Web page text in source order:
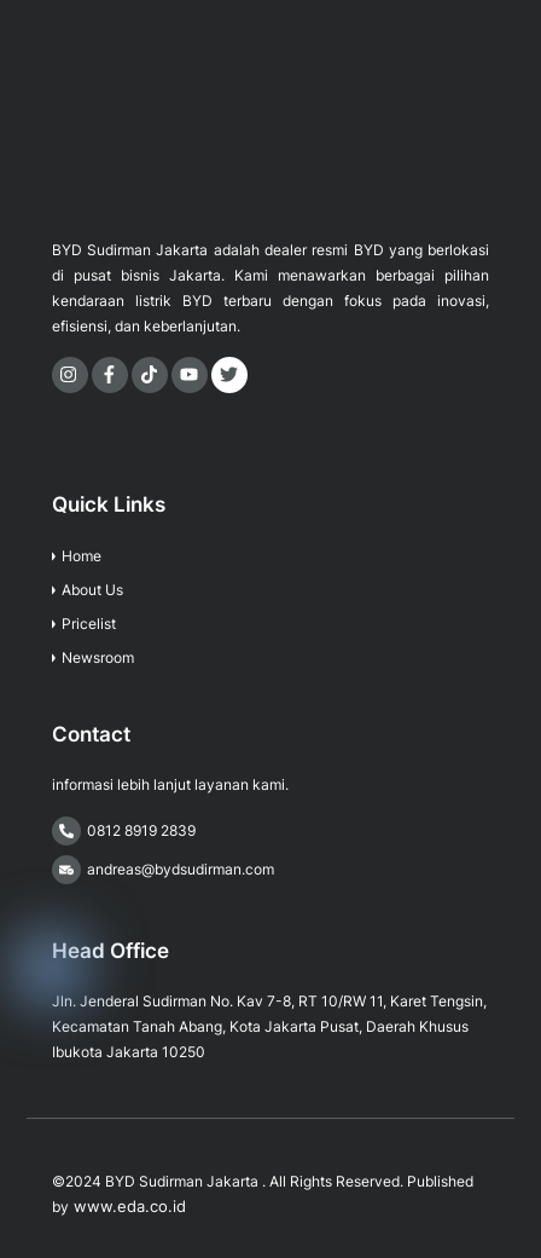
BYD Sudirman Jakarta adalah dealer resmi BYD yang berlokasi
di pusat bisnis Jakarta. Kami menawarkan berbagai pilihan
kendaraan listrik BYD terbaru dengan fokus pada inovasi,
efisiensi, dan keberlanjutan.
Icon Icon Icon
Quick Links
Home
About Us
Pricelist
Newsroom
Contact
informasi lebih lanjut layanan kami.
0812 8919 2839
andreas@bydsudirman.com
Head Office
Jln. Jenderal Sudirman No. Kav 7-8, RT 10/RW 11, Karet Tengsin,
Kecamatan Tanah Abang, Kota Jakarta Pusat, Daerah Khusus
Ibukota Jakarta 10250
©2024 BYD Sudirman Jakarta . All Rights Reserved. Published
by www.eda.co.id